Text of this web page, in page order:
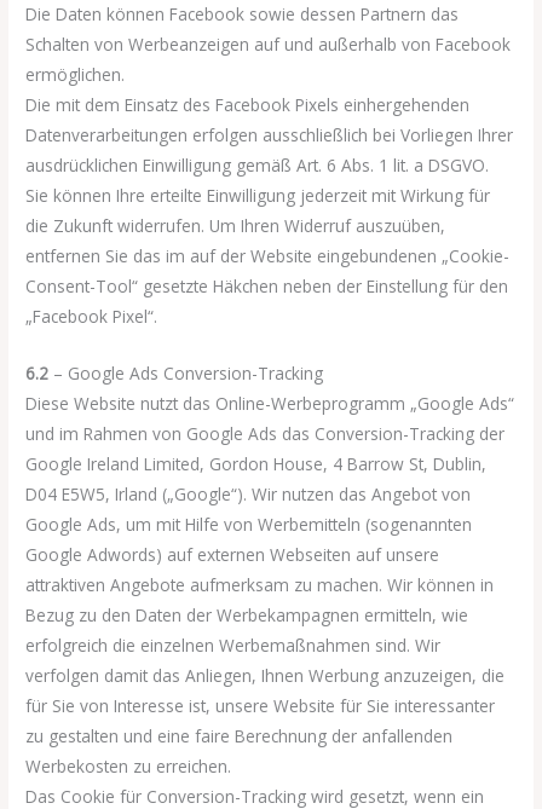
Die Daten können Facebook sowie dessen Partnern das
Schalten von Werbeanzeigen auf und außerhalb von Facebook
ermöglichen.
Die mit dem Einsatz des Facebook Pixels einhergehenden
Datenverarbeitungen erfolgen ausschließlich bei Vorliegen Ihrer
ausdrücklichen Einwilligung gemäß Art. 6 Abs. 1 lit. a DSGVO.
Sie können Ihre erteilte Einwilligung jederzeit mit Wirkung für
die Zukunft widerrufen. Um Ihren Widerruf auszuüben,
entfernen Sie das im auf der Website eingebundenen „Cookie-
Consent-Tool“ gesetzte Häkchen neben der Einstellung für den
„Facebook Pixel“.
6.2 – Google Ads Conversion-Tracking
Diese Website nutzt das Online-Werbeprogramm „Google Ads“
und im Rahmen von Google Ads das Conversion-Tracking der
Google Ireland Limited, Gordon House, 4 Barrow St, Dublin,
D04 E5W5, Irland („Google“). Wir nutzen das Angebot von
Google Ads, um mit Hilfe von Werbemitteln (sogenannten
Google Adwords) auf externen Webseiten auf unsere
attraktiven Angebote aufmerksam zu machen. Wir können in
Bezug zu den Daten der Werbekampagnen ermitteln, wie
erfolgreich die einzelnen Werbemaßnahmen sind. Wir
verfolgen damit das Anliegen, Ihnen Werbung anzuzeigen, die
für Sie von Interesse ist, unsere Website für Sie interessanter
zu gestalten und eine faire Berechnung der anfallenden
Werbekosten zu erreichen.
Das Cookie für Conversion-Tracking wird gesetzt, wenn ein